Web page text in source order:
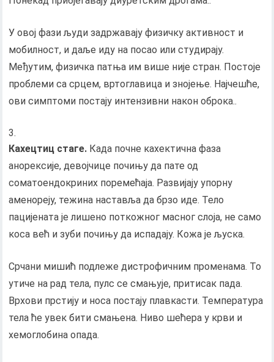
У овој фази људи задржавају физичку активност и
мобилност, и даље иду на посао или студирају.
Међутим, физичка патња им више није стран. Постоје
проблеми са срцем, вртоглавица и знојење. Најчешће,
ови симптоми постају интензивни након оброка..
Кахецтиц стаге. Када почне кахектична фаза
анорексије, девојчице почињу да пате од
соматоендокриних поремећаја. Развијају упорну
аменореју, тежина наставља да брзо иде. Тело
пацијената је лишено поткожног масног слоја, не само
коса већ и зуби почињу да испадају. Кожа је љуска.
Срчани мишић подлеже дистрофичним променама. То
утиче на рад тела, пулс се смањује, притисак пада.
Врхови прстију и носа постају плавкасти. Температура
тела ће увек бити смањена. Ниво шећера у крви и
хемоглобина опада.